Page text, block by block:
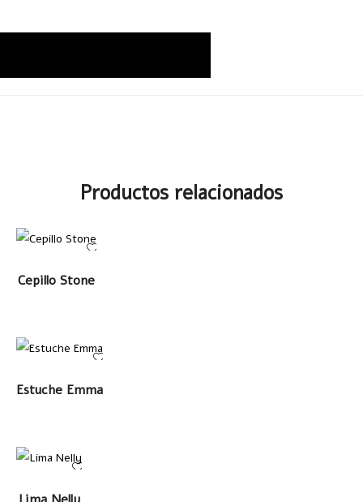
Productos relacionados
LEER MÁS
Cepillo Stone
LEER MÁS
Estuche Emma
LEER MÁS